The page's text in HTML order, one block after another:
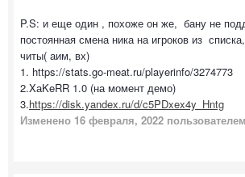
P.S: и еще один , похоже он же, бану не
постоянная смена ника на игроков из
читы( аим, вх)
1. https://stats.go-meat.ru/playerinfo/3274773
2.XаKeRR 1.0 (на момент демо)
3.https://disk.yandex.ru/d/c5PDxex4y_Hntg
Изменено 16 февраля, 2022